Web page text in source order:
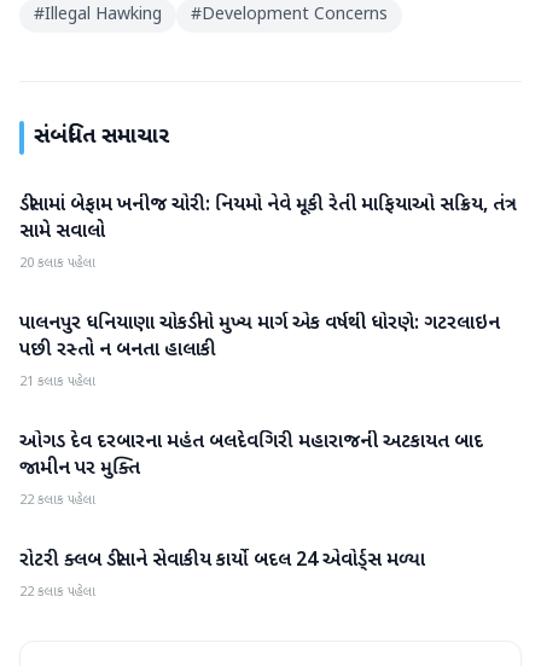
#Illegal Hawking #Development Concerns
સંબંધિત સમાચાર
બનાસકાંઠા
ડીસામાં બેફામ ખનીજ ચોરી: નિયમો નેવે મૂકી રેતી માફિયાઓ સક્રિય, તંત્ર
સામે સવાલો
20 કલાક પહેલા
બનાસકાંઠા
પાલનપુર ધનિયાણા ચોકડીનો મુખ્ય માર્ગ એક વર્ષથી ધોરણે: ગટરલાઇન
પછી રસ્તો ન બનતા હાલાકી
21 કલાક પહેલા
બનાસકાંઠા
ઓગડ દેવ દરબારના મહંત બલદેવગિરી મહારાજની અટકાયત બાદ
જામીન પર મુક્તિ
22 કલાક પહેલા
બનાસકાંઠા
રોટરી ક્લબ ડીસાને સેવાકીય કાર્યો બદલ 24 એવોર્ડ્સ મળ્યા
22 કલાક પહેલા